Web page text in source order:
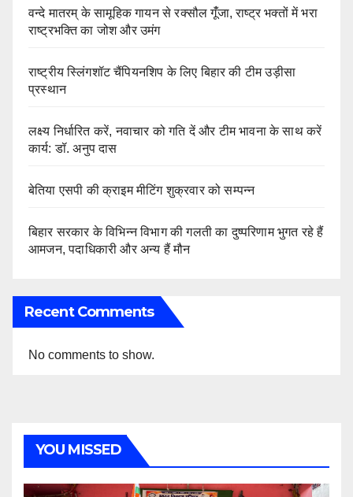
वन्दे मातरम् के सामूहिक गायन से रक्सौल गूंँजा, राष्ट्र भक्तों में भरा
राष्ट्रभक्ति का जोश और उमंग
राष्ट्रीय स्लिंगशॉट चैंपियनशिप के लिए बिहार की टीम उड़ीसा
प्रस्थान
लक्ष्य निर्धारित करें, नवाचार को गति दें और टीम भावना के साथ करें
कार्य: डॉ. अनुप दास
बेतिया एसपी की क्राइम मीटिंग शुक्रवार को सम्पन्न
बिहार सरकार के विभिन्न विभाग की गलती का दुष्परिणाम भुगत रहे हैं
आमजन, पदाधिकारी और अन्य हैं मौन
Recent Comments
No comments to show.
YOU MISSED